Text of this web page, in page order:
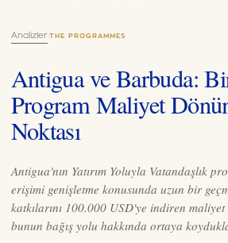
Analizler·THE PROGRAMMES
Antigua ve Barbuda:
Program Maliyet
Noktası
Antigua'nın Yatırım Yoluyla Vatandaşlık
erişimi genişletme konusunda uzun bir
katkılarını 100.000 USD'ye indiren maliyet
bunun bağış yolu hakkında ortaya